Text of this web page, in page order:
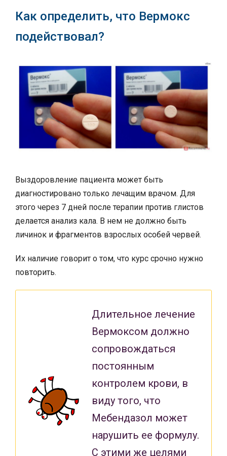
Как определить, что Вермокс
подействовал?
Выздоровление пациента может быть
диагностировано только лечащим врачом. Для
этого через 7 дней после терапии против глистов
делается анализ кала. В нем не должно быть
личинок и фрагментов взрослых особей червей.
Их наличие говорит о том, что курс срочно нужно
повторить.
Длительное лечение
Вермоксом должно
сопровождаться
постоянным
контролем крови, в
виду того, что
Мебендазол может
нарушить ее формулу.
С этими же целями